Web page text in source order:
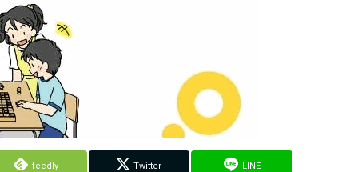
feedly Twitter LINE